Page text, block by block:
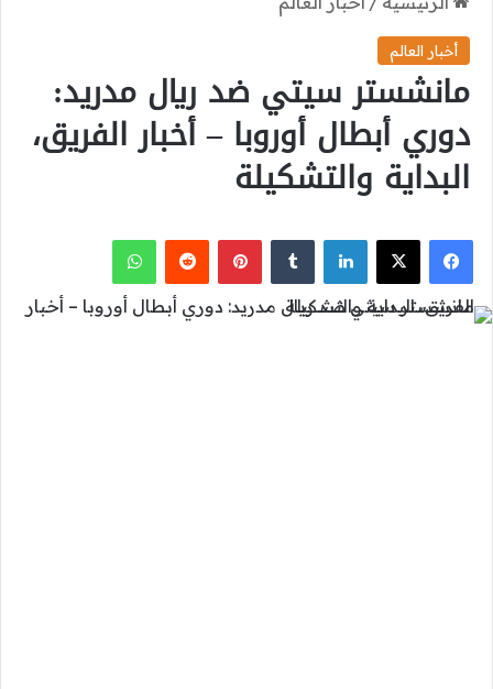
أخبار العالم
مانشستر سيتي ضد ريال مدريد:
دوري أبطال أوروبا – أخبار الفريق،
البداية والتشكيلة
فيسبوك
‫X لينكدإن بينتيريست واتساب